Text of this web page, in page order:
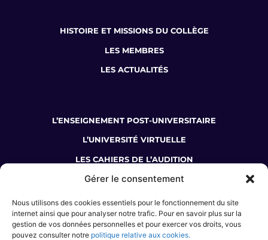
Gérer le consentement
Nous utilisons des cookies essentiels pour le fonctionnement du site
internet ainsi que pour analyser notre trafic. Pour en savoir plus sur la
gestion de vos données personnelles et pour exercer vos droits, vous
pouvez consulter notre politique relative aux cookies.
HISTOIRE ET MISSIONS DU COLLÈGE
LES MEMBRES
LES ACTUALITÉS
L’ENSEIGNEMENT POST-UNIVERSITAIRE
L’UNIVERSITÉ VIRTUELLE
LES CAHIERS DE L’AUDITION
LA BOUTIQUE DU COLLÈGE
JE SUIS AUDIOPROTHÉSISTE
J’ÉTUDIE L’AUDIOPROTHÈSE